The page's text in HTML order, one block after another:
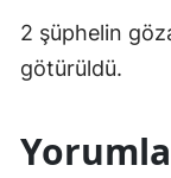
2 şüphelin
götürüldü.